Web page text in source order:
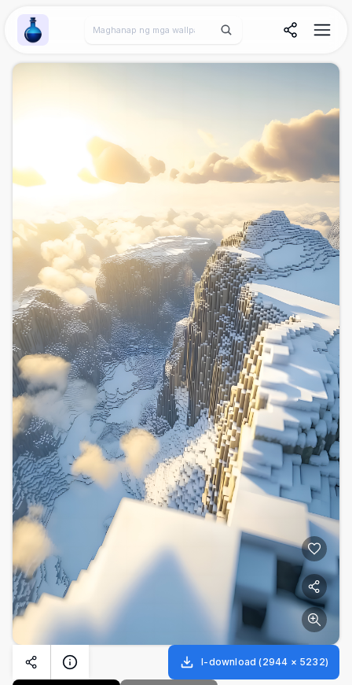
Wallpaper Alchemy
I-download (2944 × 5232)